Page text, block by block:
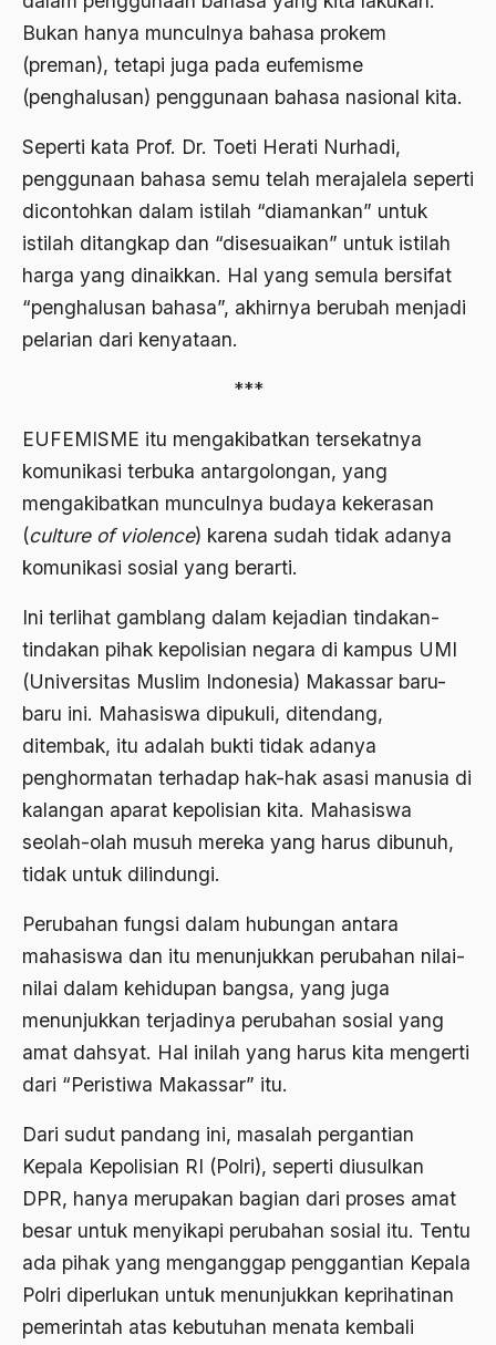
Bukan hanya munculnya bahasa prokem
(preman), tetapi juga pada eufemisme
(penghalusan) penggunaan bahasa nasional kita.
Seperti kata Prof. Dr. Toeti Herati Nurhadi,
penggunaan bahasa semu telah merajalela seperti
dicontohkan dalam istilah “diamankan” untuk
istilah ditangkap dan “disesuaikan” untuk istilah
harga yang dinaikkan. Hal yang semula bersifat
“penghalusan bahasa”, akhirnya berubah menjadi
pelarian dari kenyataan.
***
EUFEMISME itu mengakibatkan tersekatnya
komunikasi terbuka antargolongan, yang
mengakibatkan munculnya budaya kekerasan
(culture of violence) karena sudah tidak adanya
komunikasi sosial yang berarti.
Ini terlihat gamblang dalam kejadian tindakan-
tindakan pihak kepolisian negara di kampus UMI
(Universitas Muslim Indonesia) Makassar baru-
baru ini. Mahasiswa dipukuli, ditendang,
ditembak, itu adalah bukti tidak adanya
penghormatan terhadap hak-hak asasi manusia di
kalangan aparat kepolisian kita. Mahasiswa
seolah-olah musuh mereka yang harus dibunuh,
tidak untuk dilindungi.
Perubahan fungsi dalam hubungan antara
mahasiswa dan itu menunjukkan perubahan nilai-
nilai dalam kehidupan bangsa, yang juga
menunjukkan terjadinya perubahan sosial yang
amat dahsyat. Hal inilah yang harus kita mengerti
dari “Peristiwa Makassar” itu.
Dari sudut pandang ini, masalah pergantian
Kepala Kepolisian RI (Polri), seperti diusulkan
DPR, hanya merupakan bagian dari proses amat
besar untuk menyikapi perubahan sosial itu. Tentu
ada pihak yang menganggap penggantian Kepala
Polri diperlukan untuk menunjukkan keprihatinan
pemerintah atas kebutuhan menata kembali
1996
1995
1993
1992
1991
1990
1985
1984
1983
1982
1980
1979
1978
1977
1976
1975
1974
1973
1972
1971
Aceh
adat
Adat dan Syari'at
Adat Ngada
Adat Pra-Islam
Adil dan Makmur
Adipati Unus
Administrasi Negara
Adopsi
Adu Pinalti
Advisors
Aera-Europa
Afiliasi Kultural
Afrika
Afrika utara
agama
Agama Asli
Agama Asli Indonesia
Agama dan Negara
Agama dan negaraa
Agama dan Politik
Agama dan Praktis